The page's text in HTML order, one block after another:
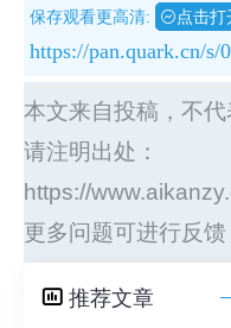
保存观看更高清:
点击
https://pan.quark.cn/s/
本文来自投稿，不代
请注明出处：
https://
更多问题可进行反馈
推荐文章